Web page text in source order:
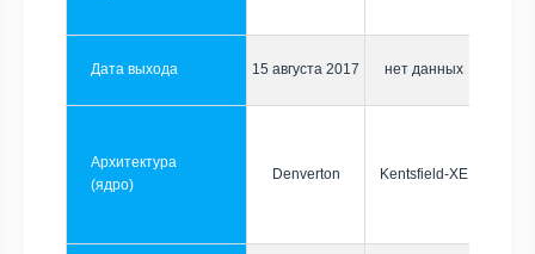
Дата выхода 15 августа 2017 нет данных
Архитектура
(ядро)
Denverton Kentsfield-XE